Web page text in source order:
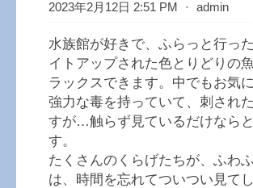
2023年2月12日 2:51 PM ⋅ admin
水族館が好きで、ふらっと行っ
イトアップされた色とりどりの
ラックスできます。中でもお気
強力な毒を持っていて、刺され
すが…触らず見ているだけなら
す。
たくさんのくらげたちが、ふわ
は、時間を忘れてついつい見て